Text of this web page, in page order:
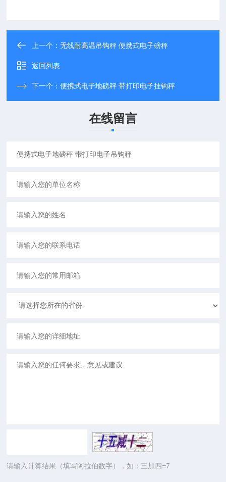
上一个：无线耐高温吊钩秤 便携式电子磅秤
返回列表
下一个：便携式电子地磅秤 带打印电子挂钩秤
在线留言
请输入计算结果（填写阿拉伯数字），如：三加四=7